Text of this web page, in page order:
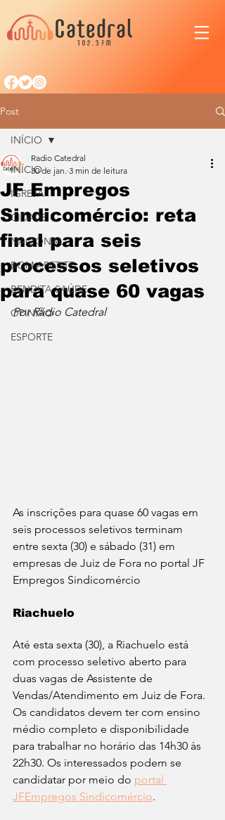
Post
INÍCIO
IGREJA
CIDADE
NACIONAL
BOM APETITE
BENDITA SAÚDE
OPINIÃO
ESPORTE
INÍCIO
JF Empregos
Sindicomércio: reta
final para seis
processos seletivos
para quase 60 vagas
Radio Catedral
30 de jan. 3 min de leitura
Por Rádio Catedral
As inscrições para quase 60 vagas em
seis processos seletivos terminam
entre sexta (30) e sábado (31) em
empresas de Juiz de Fora no portal JF
Empregos Sindicomércio
Riachuelo
Até esta sexta (30), a Riachuelo está
com processo seletivo aberto para
duas vagas de Assistente de
Vendas/Atendimento em Juiz de Fora.
Os candidatos devem ter com ensino
médio completo e disponibilidade
para trabalhar no horário das 14h30 às
22h30. Os interessados podem se
candidatar por meio do portal
JFEmpregos Sindicomércio.